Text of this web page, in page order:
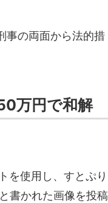
事の両面から法的措
万円で和解
を使用し、すとぷり
書かれた画像を投稿